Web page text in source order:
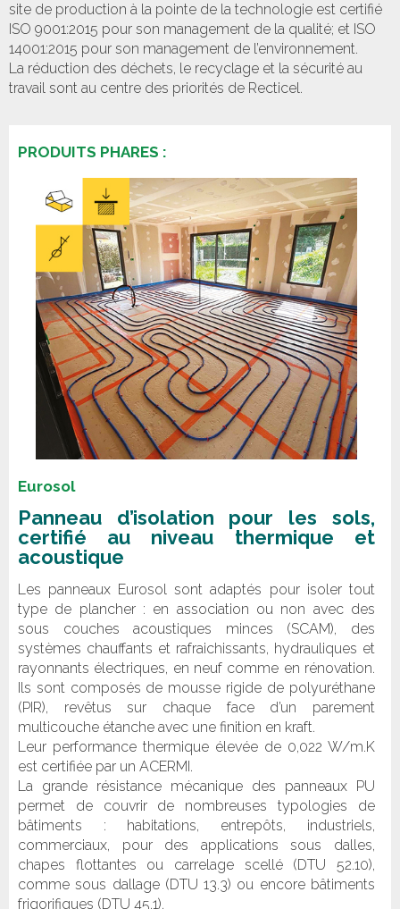
site de production à la pointe de la technologie est certifié
ISO 9001:2015 pour son management de la qualité; et ISO
14001:2015 pour son management de l’environnement.
La réduction des déchets, le recyclage et la sécurité au
travail sont au centre des priorités de Recticel.
PRODUITS PHARES :
Eurosol
Panneau d’isolation pour les sols,
certifié au niveau thermique et
acoustique
Les panneaux Eurosol sont adaptés pour isoler tout
type de plancher : en association ou non avec des
sous couches acoustiques minces (SCAM), des
systèmes chauffants et rafraichissants, hydrauliques et
rayonnants électriques, en neuf comme en rénovation.
Ils sont composés de mousse rigide de polyuréthane
(PIR), revêtus sur chaque face d’un parement
multicouche étanche avec une finition en kraft.
Leur performance thermique élevée de 0,022 W/m.K
est certifiée par un ACERMI.
La grande résistance mécanique des panneaux PU
permet de couvrir de nombreuses typologies de
bâtiments : habitations, entrepôts, industriels,
commerciaux, pour des applications sous dalles,
chapes flottantes ou carrelage scellé (DTU 52.10),
comme sous dallage (DTU 13.3) ou encore bâtiments
frigorifiques (DTU 45.1).